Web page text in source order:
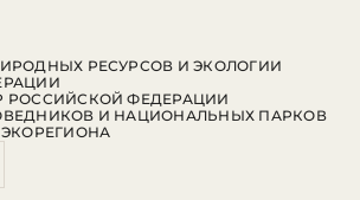
РЕСУРСОВ И ЭКОЛОГИИ
РОССИЙСКОЙ ФЕДЕРАЦИИ
И НАЦИОНАЛЬНЫХ ПАРКОВ